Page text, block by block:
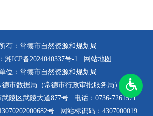
有：常德市自然资源和规划局
湘ICP备2024040337号-1
网站地图
位：常德市自然资源和规划局
市数据局（常德市行政审批服务局）
陵区武陵大道877号
电话：0736-7261571
号
网站标识码：4307000019